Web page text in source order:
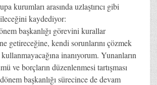
kurumları arasında uzlaştırıcı gibi
kaydediyor:
başkanlığı görevini kurallar
getireceğine, kendi sorunlarını çözmek
inanıyorum. Yunanların
ve borçların düzenlenmesi tartışması
başkanlığı sürecince de devam